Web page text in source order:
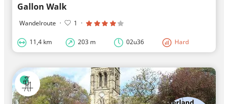
Gallon Walk
Wandelroute · 1 ·
11,4 km 203 m 02u36 Hard